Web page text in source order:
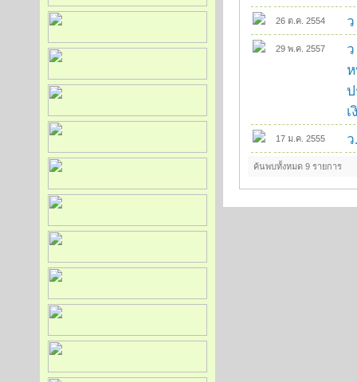
26 ต.ค. 2554
29 พ.ค. 2557
17 ม.ค. 2555
ค้นพบทั้งหมด 9 รายการ